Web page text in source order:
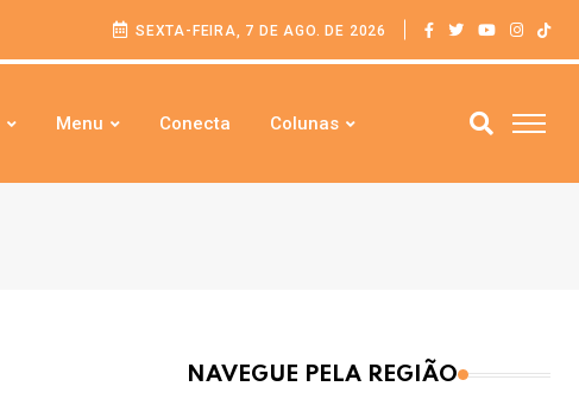
SEXTA-FEIRA, 7 DE AGO. DE 2026
Menu Conecta Colunas
NAVEGUE PELA REGIÃO